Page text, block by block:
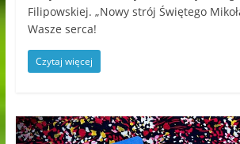
Filipowskiej. „Nowy strój Świętego
Wasze serca!
Czytaj więcej